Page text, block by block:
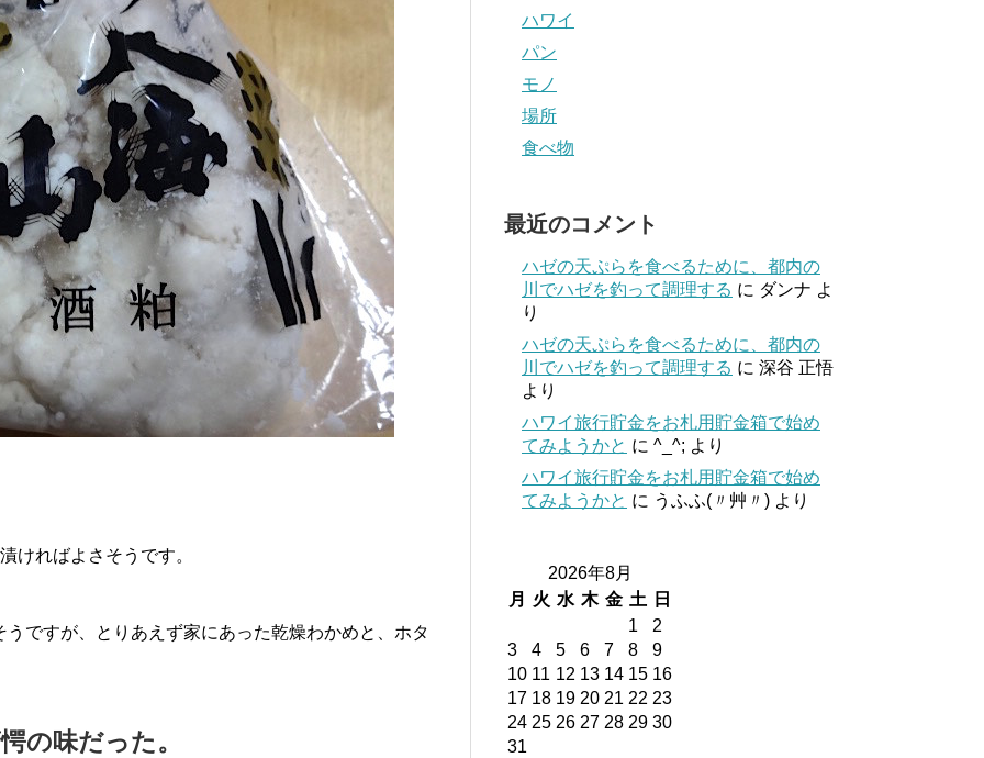
ければよさそうです。
ですが、とりあえず家にあった乾燥わかめと、ホタ
の味だった。
ハワイ
パン
モノ
場所
食べ物
最近のコメント
ハゼの天ぷらを食べるために、都内の
川でハゼを釣って調理する に ダンナ よ
り
ハゼの天ぷらを食べるために、都内の
川でハゼを釣って調理する に 深谷 正悟
より
ハワイ旅行貯金をお札用貯金箱で始め
てみようかと に ^_^; より
ハワイ旅行貯金をお札用貯金箱で始め
てみようかと に うふふ(〃艸〃) より
2026年8月
月
火 水 木 金 土 日
1
2
3
4 5 6 7 8
9
10 11 12 13 14 15 16
17 18 19 20 21 22 23
24 25 26 27 28 29 30
31